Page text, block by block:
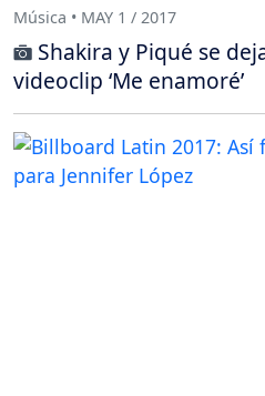
Música • MAY 1 / 2017
Shakira y Piqué se
videoclip ‘Me enamoré’